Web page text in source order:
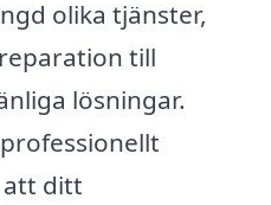
olika tjänster,
till
lösningar.
att ditt